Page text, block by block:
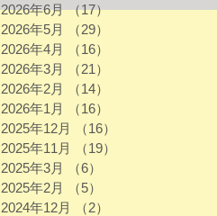
2026年6月 （17）17件の記事
2026年5月
（29）
2026年4月
（16）
2026年3月
（21）
2026年2月
（14）
2026年1月
（16）
2025年12月
（16）
2025年11月
（19）
2025年3月
（6）
2025年2月
（5）
2024年12月
（2）